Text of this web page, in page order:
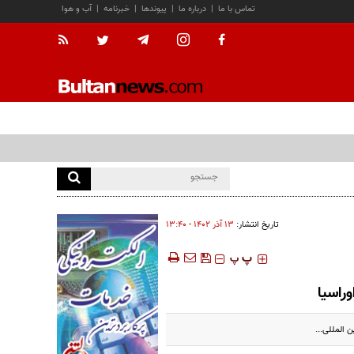
آب و هوا | خبرنامه | پیوندها | درباره ما | تماس با ما
تاریخ انتشار: ۱۳ آذر ۱۴۰۲ - ۱۳:۴۰
‍‍‍ پ پ
المللی...